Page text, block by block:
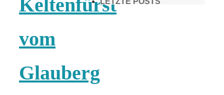
Keltenfürst
vom
Glauberg